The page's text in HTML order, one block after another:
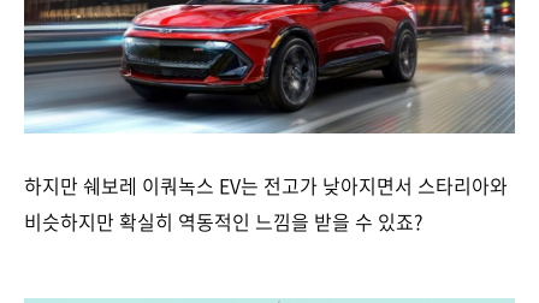
하지만 쉐보레 이쿼녹스 EV는 전고가 낮아지면서 스타리아와
비슷하지만 확실히 역동적인 느낌을 받을 수 있죠?